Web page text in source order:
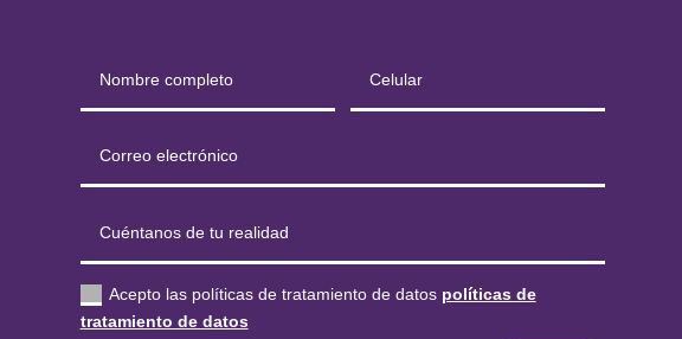
Acepto las políticas de tratamiento de datos políticas de
tratamiento de datos